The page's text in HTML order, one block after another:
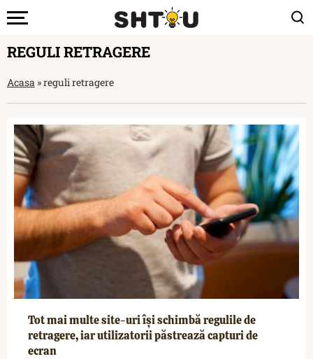
REGULI RETRAGERE
Acasa »reguli retragere
Tot mai multe site-uri își schimbă regulile de
retragere, iar utilizatorii păstrează capturi de
ecran